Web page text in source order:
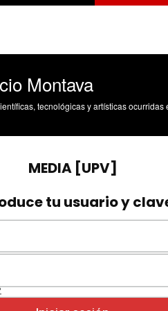
y artísticas ocurridas en los tres